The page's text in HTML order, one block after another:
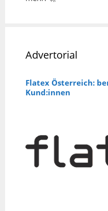
Advertorial
Flatex Österreich:
Kund:innen